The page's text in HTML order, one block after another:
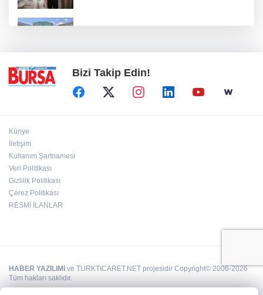
Bizi Takip Edin!
Künye
İletişim
Kullanım Şartnamesi
Veri Politikası
Gizlilik Politikası
Çerez Politikası
RESMİ İLANLAR
HABER YAZILIMI ve TURKTICARET.NET projesidir Copyright© 2006-2026
Tüm hakları saklıdır.